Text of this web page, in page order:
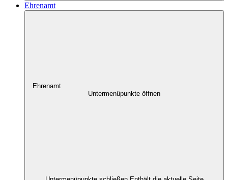
Ehrenamt
Ehrenamt
Untermenüpunkte öffnen